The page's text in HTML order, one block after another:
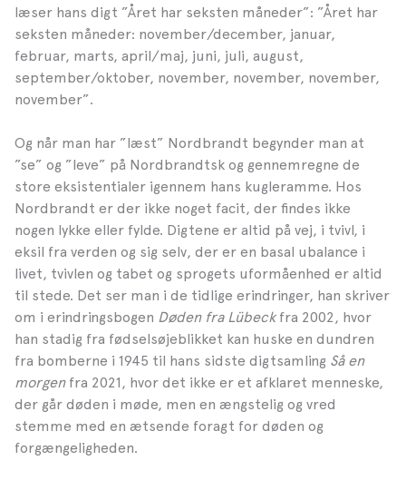
læser hans digt ”Året har seksten måneder”: ”Året har
seksten måneder: november/december, januar,
februar, marts, april/maj, juni, juli, august,
september/oktober, november, november, november,
november”.
Og når man har ”læst” Nordbrandt begynder man at
”se” og ”leve” på Nordbrandtsk og gennemregne de
store eksistentialer igennem hans kugleramme. Hos
Nordbrandt er der ikke noget facit, der findes ikke
nogen lykke eller fylde. Digtene er altid på vej, i tvivl, i
eksil fra verden og sig selv, der er en basal ubalance i
livet, tvivlen og tabet og sprogets uformåenhed er altid
til stede. Det ser man i de tidlige erindringer, han skriver
om i erindringsbogen Døden fra Lübeckfra 2002, hvor
han stadig fra fødselsøjeblikket kan huske en dundren
fra bomberne i 1945 til hans sidste digtsamling Så en
morgenfra 2021, hvor det ikke er et afklaret menneske,
der går døden i møde, men en ængstelig og vred
stemme med en ætsende foragt for døden og
forgængeligheden.